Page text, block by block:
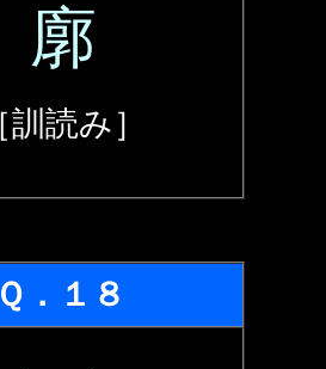
廓
訓読み］
Ｑ．１８